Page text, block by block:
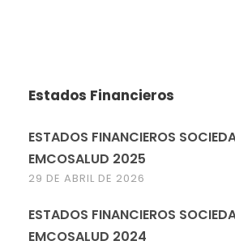
Estados Financieros
ESTADOS FINANCIEROS
EMCOSALUD 2025
29 DE ABRIL DE 2026
ESTADOS FINANCIEROS
EMCOSALUD 2024